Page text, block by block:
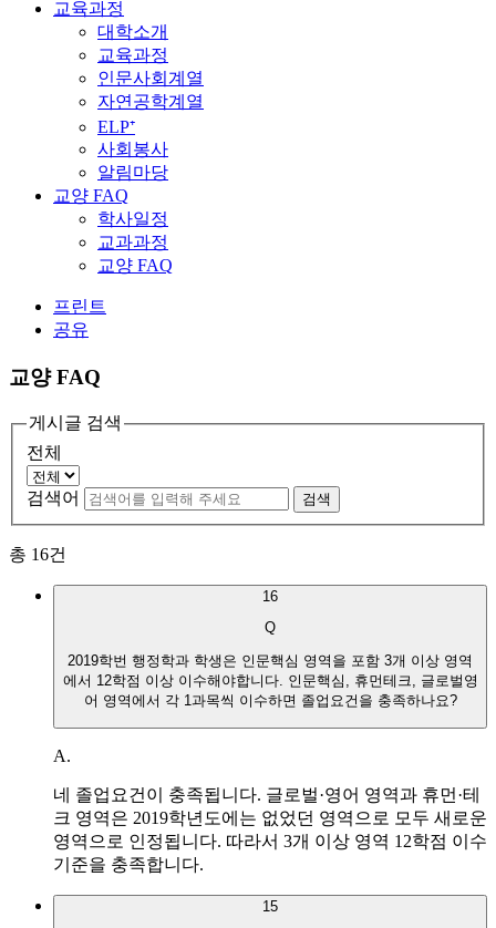
교육과정
대학소개
교육과정
인문사회계열
자연공학계열
ELP⁺
사회봉사
알림마당
교양 FAQ
학사일정
교과과정
교양 FAQ
프린트
공유
교양 FAQ
게시글 검색
전체
검색어 검색
총 16건
16
Q
2019학번 행정학과 학생은 인문핵심 영역을 포함 3개 이상 영역
에서 12학점 이상 이수해야합니다. 인문핵심, 휴먼테크, 글로벌영
어 영역에서 각 1과목씩 이수하면 졸업요건을 충족하나요?
A.
네 졸업요건이 충족됩니다. 글로벌·영어 영역과 휴먼·테
크 영역은 2019학년도에는 없었던 영역으로 모두 새로운
영역으로 인정됩니다. 따라서 3개 이상 영역 12학점 이수
기준을 충족합니다.
15